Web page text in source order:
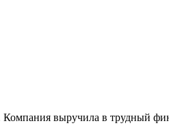
выручила в трудный